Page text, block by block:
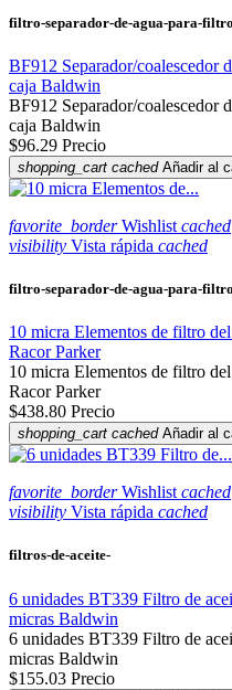
filtro-separador-de-agua-para-
BF912 Separador/coalescedor
caja Baldwin
BF912 Separador/coalescedor
caja Baldwin
$96.29 Precio
shopping_cart cached Añadir al
favorite_border Wishlist cached
visibility Vista rápida cached
filtro-separador-de-agua-para-
10 micra Elementos de filtro
Racor Parker
10 micra Elementos de filtro
Racor Parker
$438.80 Precio
shopping_cart cached Añadir al
favorite_border Wishlist cached
visibility Vista rápida cached
filtros-de-aceite-
6 unidades BT339 Filtro de
micras Baldwin
6 unidades BT339 Filtro de
micras Baldwin
$155.03 Precio